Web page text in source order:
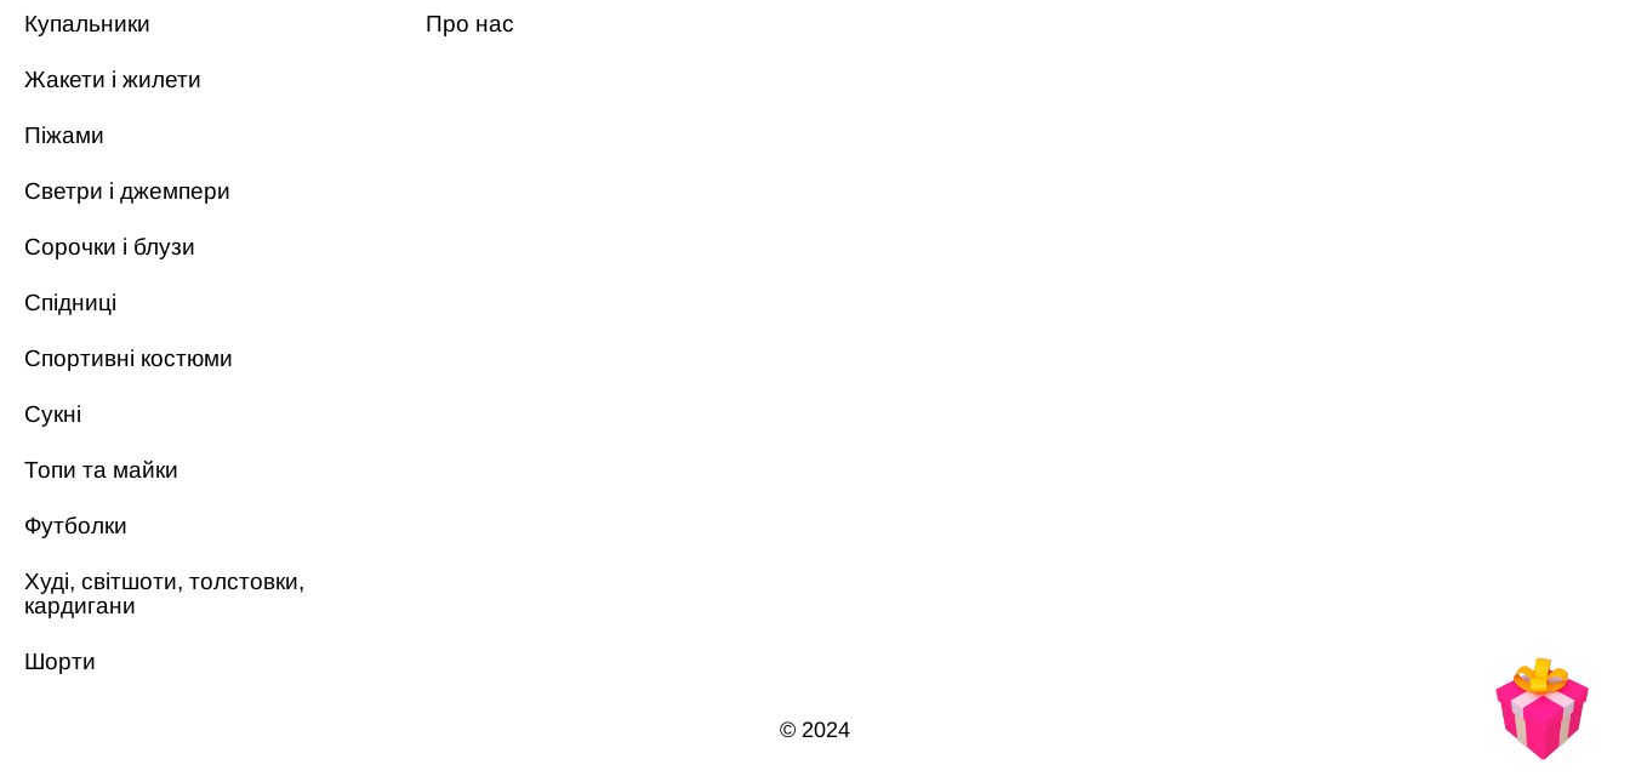
Купальники
Жакети і жилети
Піжами
Светри і джемпери
Сорочки і блузи
Спідниці
Спортивні костюми
Сукні
Топи та майки
Футболки
Худі, світшоти, толстовки,
кардигани
Шорти
Про нас
© 2024